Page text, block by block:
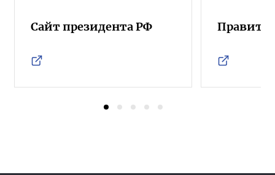
Сайт президента РФ